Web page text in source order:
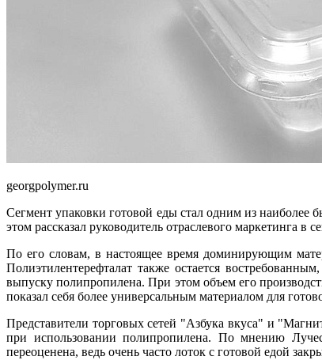
georgpolymer.ru
Сегмент упаковки готовой еды стал одним из наиболее
этом рассказал руководитель отраслевого маркетинга
По его словам, в настоящее время доминирующим
Полиэтилентерефталат также остается
выпуску полипропилена. При этом объем его
показал себя более универсальным материалом для
Представители торговых сетей "Азбука вкуса" и
при использовании полипропилена. По мнению
переоценена, ведь очень часто лоток с готовой едой